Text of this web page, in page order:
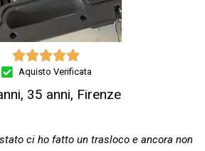

Aquisto Verificata
35 anni, Firenze
ci ho fatto un trasloco e ancora non